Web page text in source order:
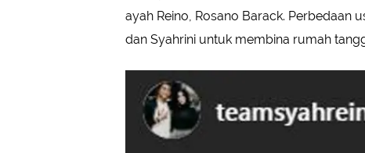
ayah Reino, Rosano Barack. Perbedaan
dan Syahrini untuk membina rumah